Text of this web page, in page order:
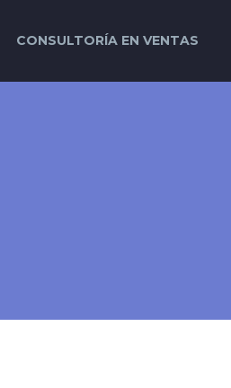
CONSULTORÍA EN VENTAS